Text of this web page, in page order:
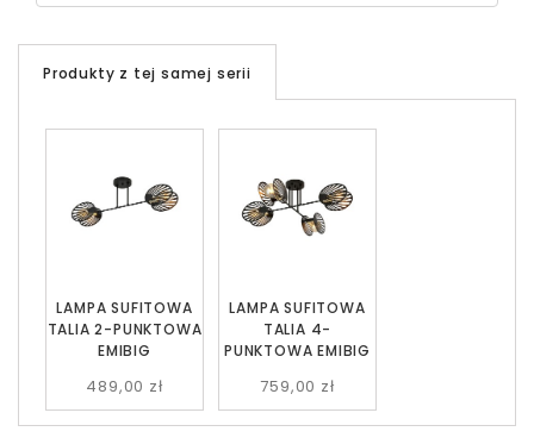
Produkty z tej samej serii
LAMPA SUFITOWA
TALIA 2-PUNKTOWA
EMIBIG
489,00 zł
LAMPA SUFITOWA
TALIA 4-
PUNKTOWA EMIBIG
759,00 zł